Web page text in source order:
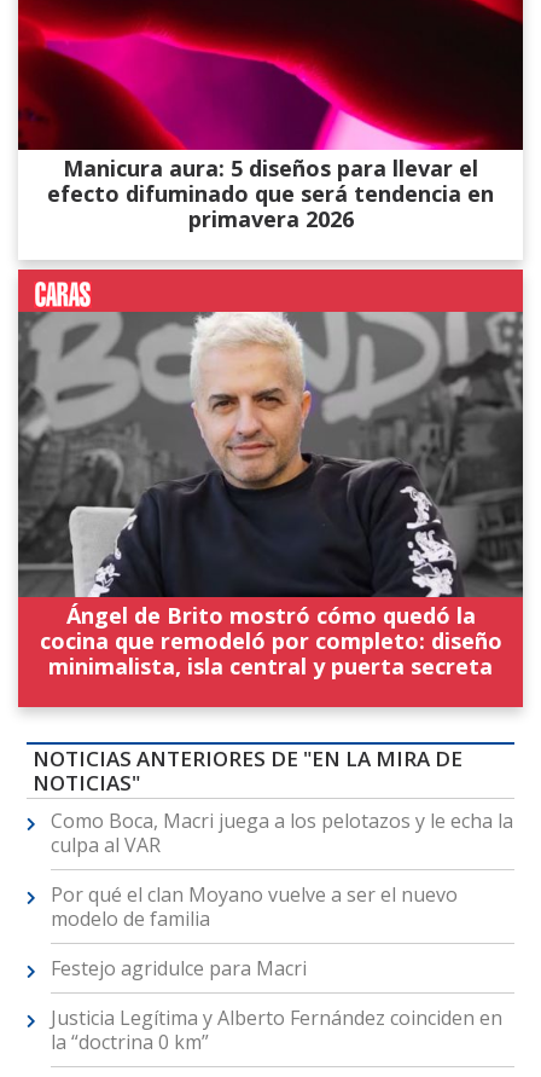
Manicura aura: 5 diseños para llevar el
efecto difuminado que será tendencia en
primavera 2026
Ángel de Brito mostró cómo quedó la
cocina que remodeló por completo: diseño
minimalista, isla central y puerta secreta
NOTICIAS ANTERIORES DE "EN LA MIRA DE
NOTICIAS"
Como Boca, Macri juega a los pelotazos y le echa la
culpa al VAR
Por qué el clan Moyano vuelve a ser el nuevo
modelo de familia
Festejo agridulce para Macri
Justicia Legítima y Alberto Fernández coinciden en
la “doctrina 0 km”